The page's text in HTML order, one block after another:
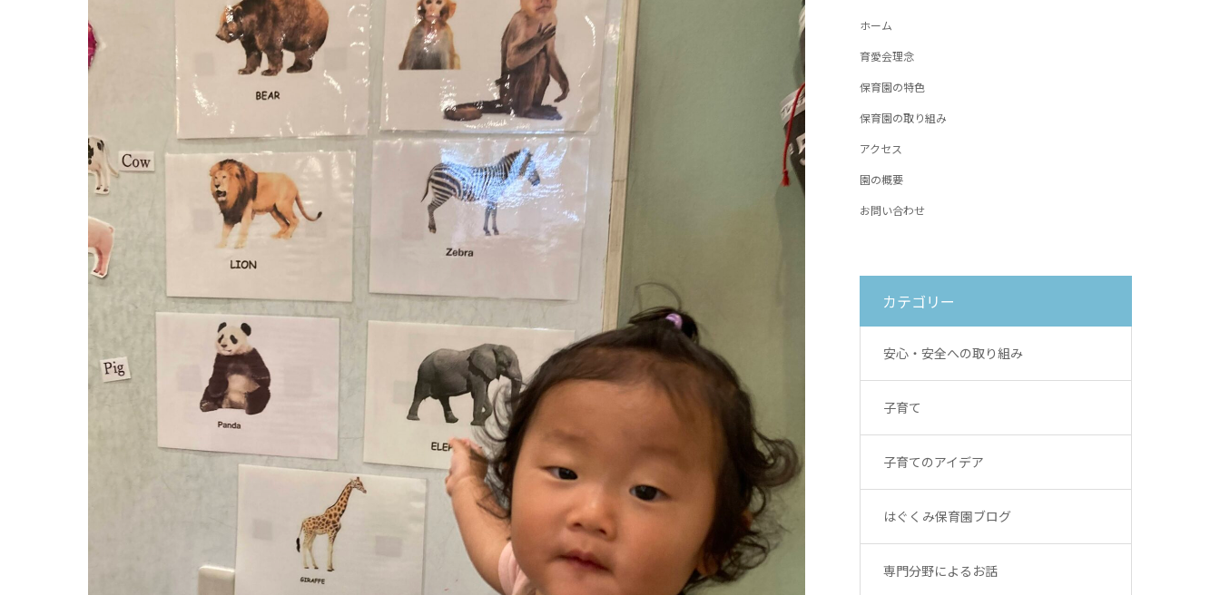
ホーム
育愛会理念
保育園の特色
保育園の取り組み
アクセス
園の概要
お問い合わせ
カテゴリー
安心・安全への取り組み
子育て
子育てのアイデア
はぐくみ保育園ブログ
専門分野によるお話